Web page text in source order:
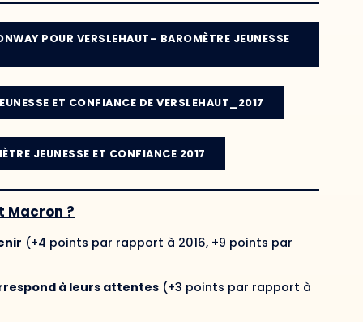
POUR VERSLEHAUT– BAROMÈTRE JEUNESSE
ET CONFIANCE DE VERSLEHAUT_2017
JEUNESSE ET CONFIANCE 2017
Macron ?
(+4 points par rapport à 2016, +9 points par
à leurs attentes (+3 points par rapport à